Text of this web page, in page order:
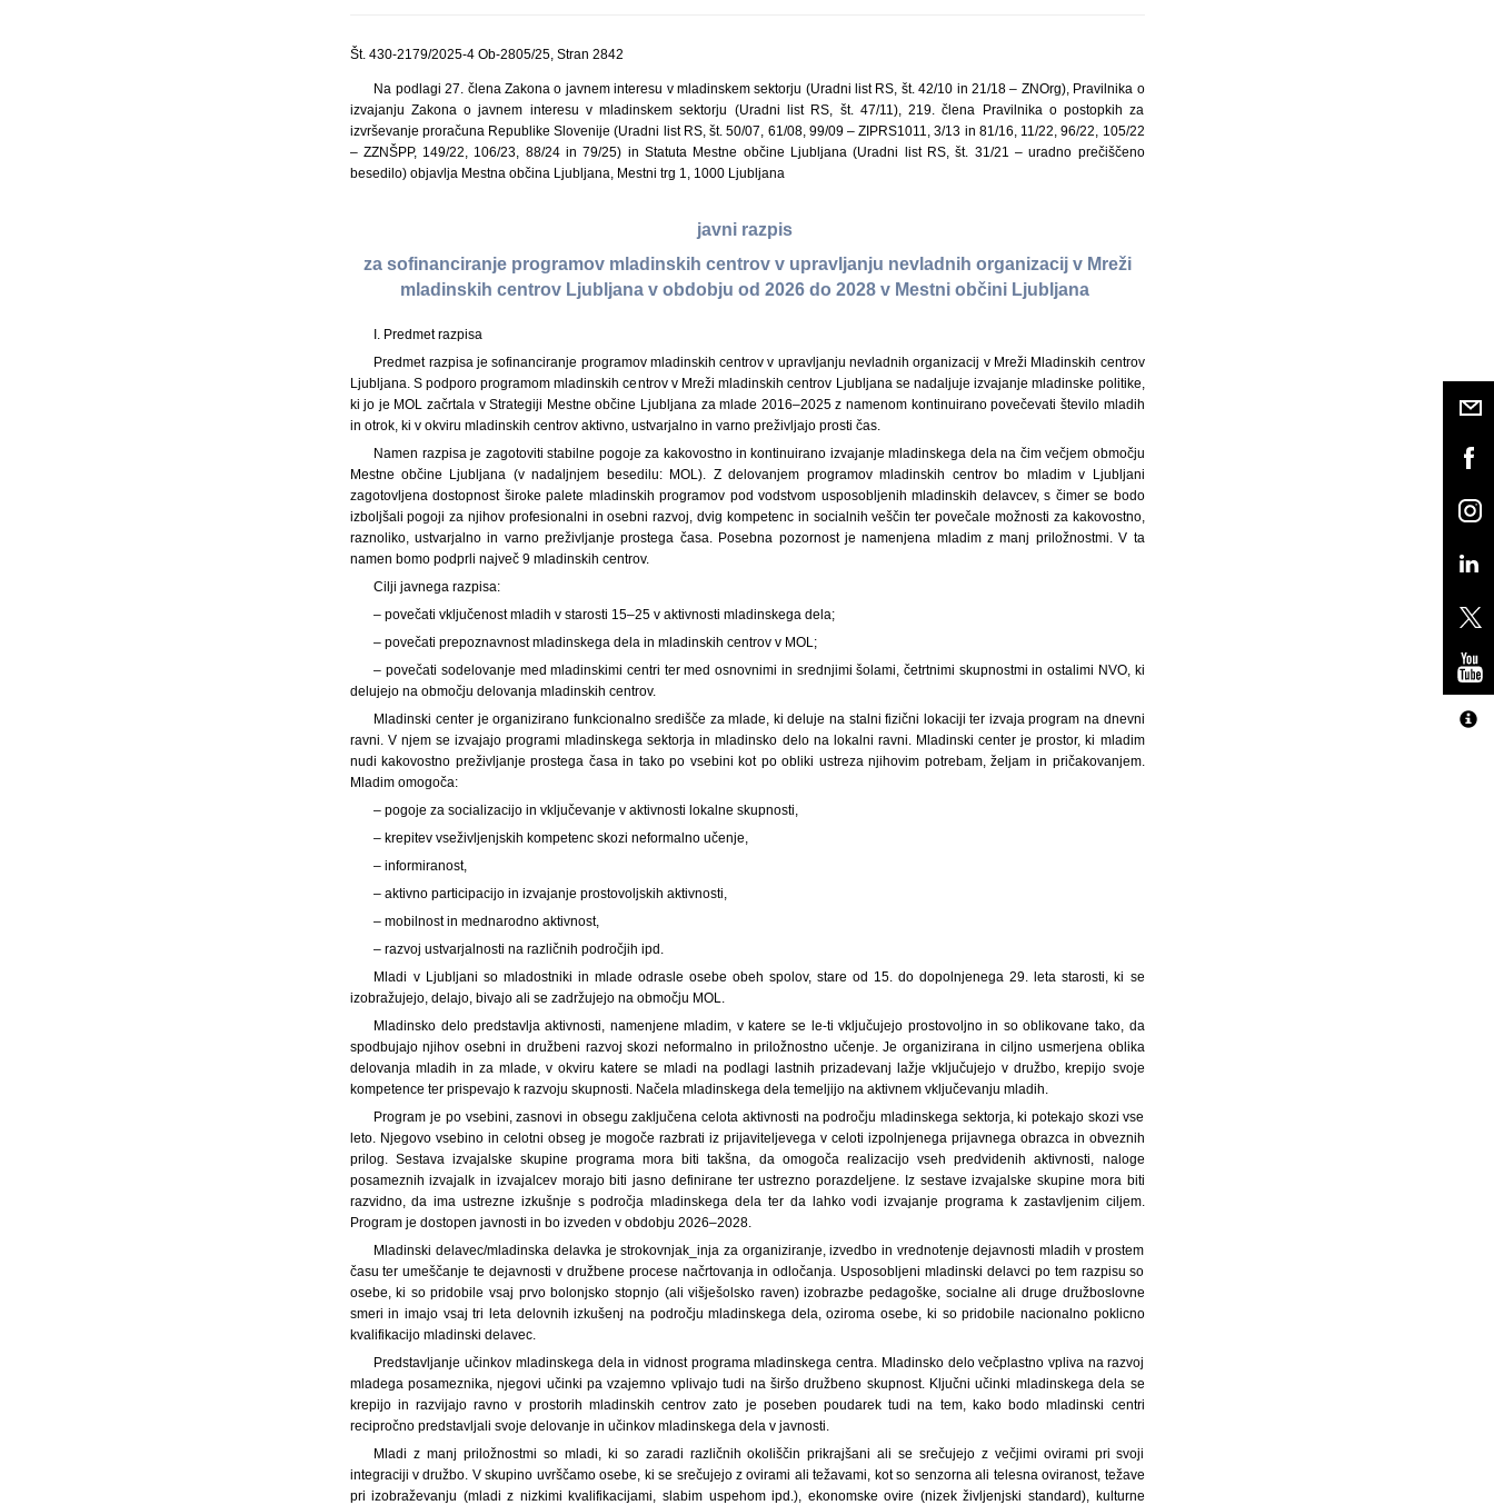
Št. 430-2179/2025-4 Ob-2805/25, Stran 2842
Na podlagi 27. člena Zakona o javnem interesu v mladinskem sektorju (Uradni list RS, št. 42/10 in 21/18 – ZNOrg), Pravilnika o
izvajanju Zakona o javnem interesu v mladinskem sektorju (Uradni list RS, št. 47/11), 219. člena Pravilnika o postopkih za
izvrševanje proračuna Republike Slovenije (Uradni list RS, št. 50/07, 61/08, 99/09 – ZIPRS1011, 3/13 in 81/16, 11/22, 96/22, 105/22
– ZZNŠPP, 149/22, 106/23, 88/24 in 79/25) in Statuta Mestne občine Ljubljana (Uradni list RS, št. 31/21 – uradno prečiščeno
besedilo) objavlja Mestna občina Ljubljana, Mestni trg 1, 1000 Ljubljana
javni razpis
za sofinanciranje programov mladinskih centrov v upravljanju nevladnih organizacij v Mreži
mladinskih centrov Ljubljana v obdobju od 2026 do 2028 v Mestni občini Ljubljana
I. Predmet razpisa
Predmet razpisa je sofinanciranje programov mladinskih centrov v upravljanju nevladnih organizacij v Mreži Mladinskih centrov
Ljubljana. S podporo programom mladinskih centrov v Mreži mladinskih centrov Ljubljana se nadaljuje izvajanje mladinske politike,
ki jo je MOL začrtala v Strategiji Mestne občine Ljubljana za mlade 2016–2025 z namenom kontinuirano povečevati število mladih
in otrok, ki v okviru mladinskih centrov aktivno, ustvarjalno in varno preživljajo prosti čas.
Namen razpisa je zagotoviti stabilne pogoje za kakovostno in kontinuirano izvajanje mladinskega dela na čim večjem območju
Mestne občine Ljubljana (v nadaljnjem besedilu: MOL). Z delovanjem programov mladinskih centrov bo mladim v Ljubljani
zagotovljena dostopnost široke palete mladinskih programov pod vodstvom usposobljenih mladinskih delavcev, s čimer se bodo
izboljšali pogoji za njihov profesionalni in osebni razvoj, dvig kompetenc in socialnih veščin ter povečale možnosti za kakovostno,
raznoliko, ustvarjalno in varno preživljanje prostega časa. Posebna pozornost je namenjena mladim z manj priložnostmi. V ta
namen bomo podprli največ 9 mladinskih centrov.
Cilji javnega razpisa:
– povečati vključenost mladih v starosti 15–25 v aktivnosti mladinskega dela;
– povečati prepoznavnost mladinskega dela in mladinskih centrov v MOL;
– povečati sodelovanje med mladinskimi centri ter med osnovnimi in srednjimi šolami, četrtnimi skupnostmi in ostalimi NVO, ki
delujejo na območju delovanja mladinskih centrov.
Mladinski center je organizirano funkcionalno središče za mlade, ki deluje na stalni fizični lokaciji ter izvaja program na dnevni
ravni. V njem se izvajajo programi mladinskega sektorja in mladinsko delo na lokalni ravni. Mladinski center je prostor, ki mladim
nudi kakovostno preživljanje prostega časa in tako po vsebini kot po obliki ustreza njihovim potrebam, željam in pričakovanjem.
Mladim omogoča:
– pogoje za socializacijo in vključevanje v aktivnosti lokalne skupnosti,
– krepitev vseživljenjskih kompetenc skozi neformalno učenje,
– informiranost,
– aktivno participacijo in izvajanje prostovoljskih aktivnosti,
– mobilnost in mednarodno aktivnost,
– razvoj ustvarjalnosti na različnih področjih ipd.
Mladi v Ljubljani so mladostniki in mlade odrasle osebe obeh spolov, stare od 15. do dopolnjenega 29. leta starosti, ki se
izobražujejo, delajo, bivajo ali se zadržujejo na območju MOL.
Mladinsko delo predstavlja aktivnosti, namenjene mladim, v katere se le-ti vključujejo prostovoljno in so oblikovane tako, da
spodbujajo njihov osebni in družbeni razvoj skozi neformalno in priložnostno učenje. Je organizirana in ciljno usmerjena oblika
delovanja mladih in za mlade, v okviru katere se mladi na podlagi lastnih prizadevanj lažje vključujejo v družbo, krepijo svoje
kompetence ter prispevajo k razvoju skupnosti. Načela mladinskega dela temeljijo na aktivnem vključevanju mladih.
Program je po vsebini, zasnovi in obsegu zaključena celota aktivnosti na področju mladinskega sektorja, ki potekajo skozi vse
leto. Njegovo vsebino in celotni obseg je mogoče razbrati iz prijaviteljevega v celoti izpolnjenega prijavnega obrazca in obveznih
prilog. Sestava izvajalske skupine programa mora biti takšna, da omogoča realizacijo vseh predvidenih aktivnosti, naloge
posameznih izvajalk in izvajalcev morajo biti jasno definirane ter ustrezno porazdeljene. Iz sestave izvajalske skupine mora biti
razvidno, da ima ustrezne izkušnje s področja mladinskega dela ter da lahko vodi izvajanje programa k zastavljenim ciljem.
Program je dostopen javnosti in bo izveden v obdobju 2026–2028.
Mladinski delavec/mladinska delavka je strokovnjak_inja za organiziranje, izvedbo in vrednotenje dejavnosti mladih v prostem
času ter umeščanje te dejavnosti v družbene procese načrtovanja in odločanja. Usposobljeni mladinski delavci po tem razpisu so
osebe, ki so pridobile vsaj prvo bolonjsko stopnjo (ali višješolsko raven) izobrazbe pedagoške, socialne ali druge družboslovne
smeri in imajo vsaj tri leta delovnih izkušenj na področju mladinskega dela, oziroma osebe, ki so pridobile nacionalno poklicno
kvalifikacijo mladinski delavec.
Predstavljanje učinkov mladinskega dela in vidnost programa mladinskega centra. Mladinsko delo večplastno vpliva na razvoj
mladega posameznika, njegovi učinki pa vzajemno vplivajo tudi na širšo družbeno skupnost. Ključni učinki mladinskega dela se
krepijo in razvijajo ravno v prostorih mladinskih centrov zato je poseben poudarek tudi na tem, kako bodo mladinski centri
recipročno predstavljali svoje delovanje in učinkov mladinskega dela v javnosti.
Mladi z manj priložnostmi so mladi, ki so zaradi različnih okoliščin prikrajšani ali se srečujejo z večjimi ovirami pri svoji
integraciji v družbo. V skupino uvrščamo osebe, ki se srečujejo z ovirami ali težavami, kot so senzorna ali telesna oviranost, težave
pri izobraževanju (mladi z nizkimi kvalifikacijami, slabim uspehom ipd.), ekonomske ovire (nizek življenjski standard), kulturne